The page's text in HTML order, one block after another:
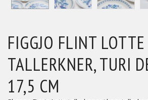
FIGGJO FLINT LOTTE
TALLERKNER, TURI
17,5 CM